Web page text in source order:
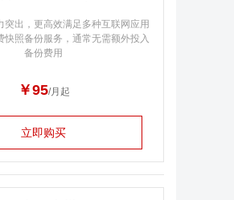
突出，更高效满足多种互联网应用
快照备份服务，通常无需额外投入
备份费用
￥95/月起
立即购买